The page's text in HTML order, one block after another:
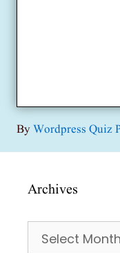
ByWordpress Quiz
Archives